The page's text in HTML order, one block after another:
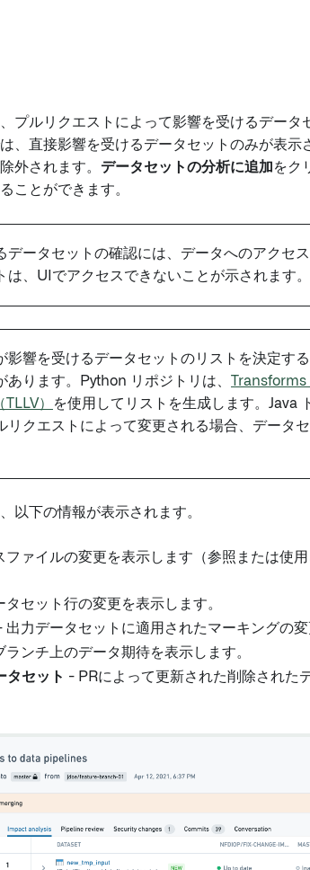
プルリクエストによって影響を受けるデータ
、直接影響を受けるデータセットのみが表示
外されます。 データセットの分析に追加 をク
ことができます。
データセットの確認には、データへのアクセ
は、UIでアクセスできないことが示されます。
影響を受けるデータセットのリストを決定す
あります。Python リポジトリは、 Transforms
）
を使用してリストを生成します。Java
リクエストによって変更される場合、データ
以下の情報が表示されます。
ファイルの変更を表示します（参照または使
タセット行の変更を表示します。
出力データセットに適用されたマーキングの変
ンチ上のデータ期待を表示します。
タセット - PRによって更新された削除された